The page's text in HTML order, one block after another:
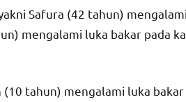
Safura (42 tahun)
mengalami luka bakar pada
tahun) mengalami luka